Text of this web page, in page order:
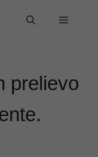
Menu
prelievo